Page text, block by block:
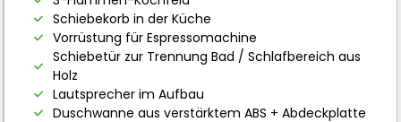
Schiebekorb in der Küche
Vorrüstung für Espressomachine
Schiebetür zur Trennung Bad / Schlafbereich aus
Holz
Lautsprecher im Aufbau
Duschwanne aus verstärktem ABS + Abdeckplatte